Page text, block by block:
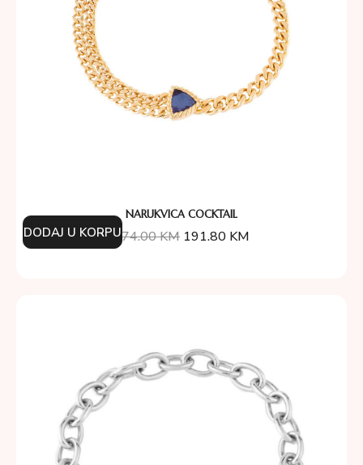
NARUKVICA COCKTAIL
274.00KM 191.80 KM
DODAJ U KORPU